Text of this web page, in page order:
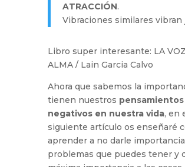
ATRACCIÓN.
Vibraciones similares vibran
Libro super interesante: LA
ALMA / Lain Garcia Calvo
Ahora que sabemos la
tienen nuestros pensamientos
negativos en nuestra vida, en
siguiente artículo os enseñaré
aprender a no darle
problemas que puedes tener y